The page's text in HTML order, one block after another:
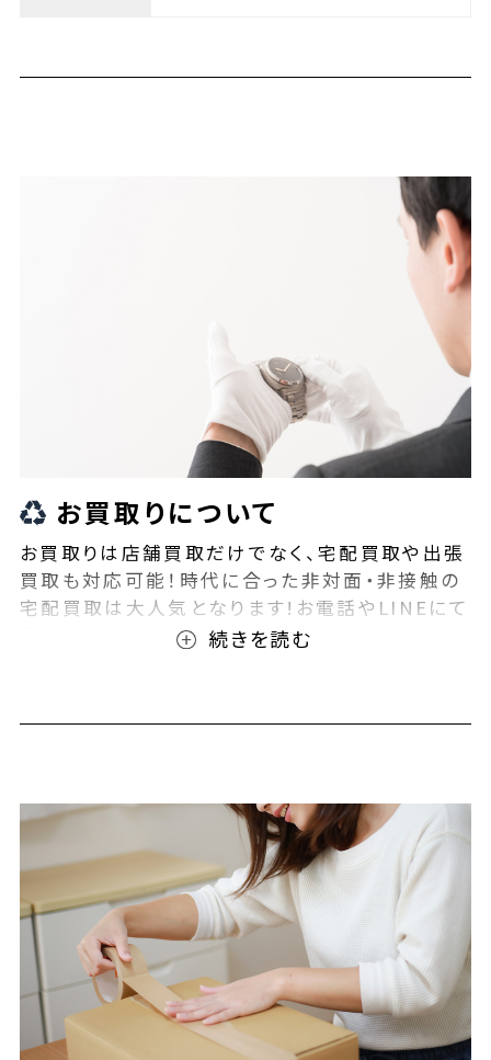
お買取りについて
お買取りは店舗買取だけでなく、宅配買取や出張
買取も対応可能！時代に合った非対面・非接触の
宅配買取は大人気となります!お電話やLINEにて
事前査定が可能となっております！また無料の宅